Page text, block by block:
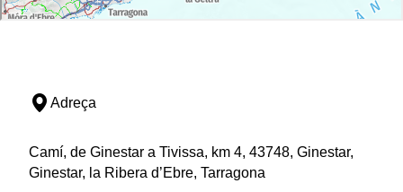
Adreça
Camí, de Ginestar a Tivissa, km 4, 43748, Ginestar,
Ginestar, la Ribera d’Ebre, Tarragona